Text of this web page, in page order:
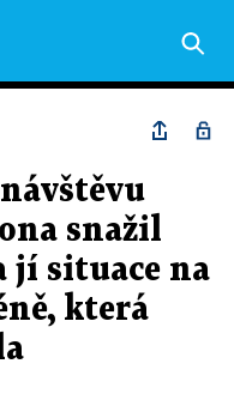
snažil
jí situace na
která